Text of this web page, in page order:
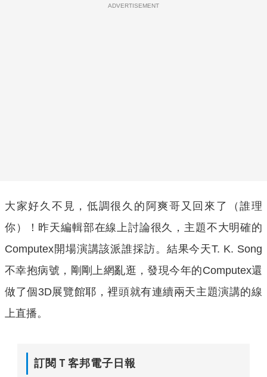
ADVERTISEMENT
大家好久不見，低調很久的阿爽哥又回來了（誰理
你）！昨天編輯部在線上討論很久，主題不大明確的
Computex開場演講該派誰採訪。結果今天T. K. Song
不幸抱病號，剛剛上網亂逛，發現今年的Computex還
做了個3D展覽館耶，裡頭就有連續兩天主題演講的線
上直播。
訂閱Ｔ客邦電子日報